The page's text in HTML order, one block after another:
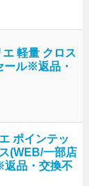
軽量 クロス
ール※返品・
ポインテッ
(WEB/一部店
品・交換不